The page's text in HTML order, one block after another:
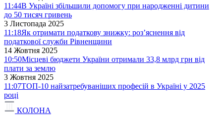
11:44В Україні збільшили допомогу при народженні дитини
до 50 тисяч гривень
3 Листопада 2025
11:18Як отримати податкову знижку: роз’яснення від
податкової служби Рівненщини
14 Жовтня 2025
10:50Місцеві бюджети України отримали 33,8 млрд грн від
плати за землю
3 Жовтня 2025
11:07ТОП-10 найзатребуваніших професій в Україні у 2025
році
КОЛОНА